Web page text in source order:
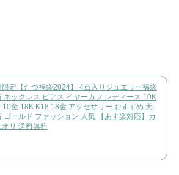
限定【たつ福袋2024】 4点入りジュエリー福袋
ネックレス ピアス イヤーカフ レディース 10K
10金 18K K18 18金 アクセサリー おすすめ 天
ゴールド ファッション 人気 【あす楽対応】カ
オリ 送料無料